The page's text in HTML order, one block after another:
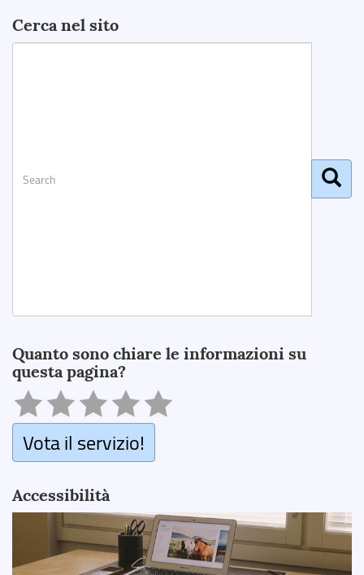
Cerca nel sito
Quanto sono chiare le informazioni su
questa pagina?
Vota il servizio!
Accessibilità